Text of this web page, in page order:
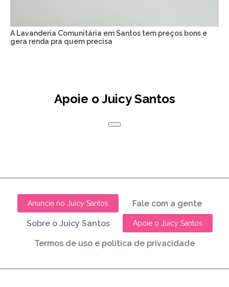
A Lavanderia Comunitária em Santos tem preços bons e
gera renda pra quem precisa
Apoie o Juicy Santos
Anuncie no Juicy Santos Fale com a gente
Sobre o Juicy Santos Apoie o Juicy Santos
Termos de uso e política de privacidade